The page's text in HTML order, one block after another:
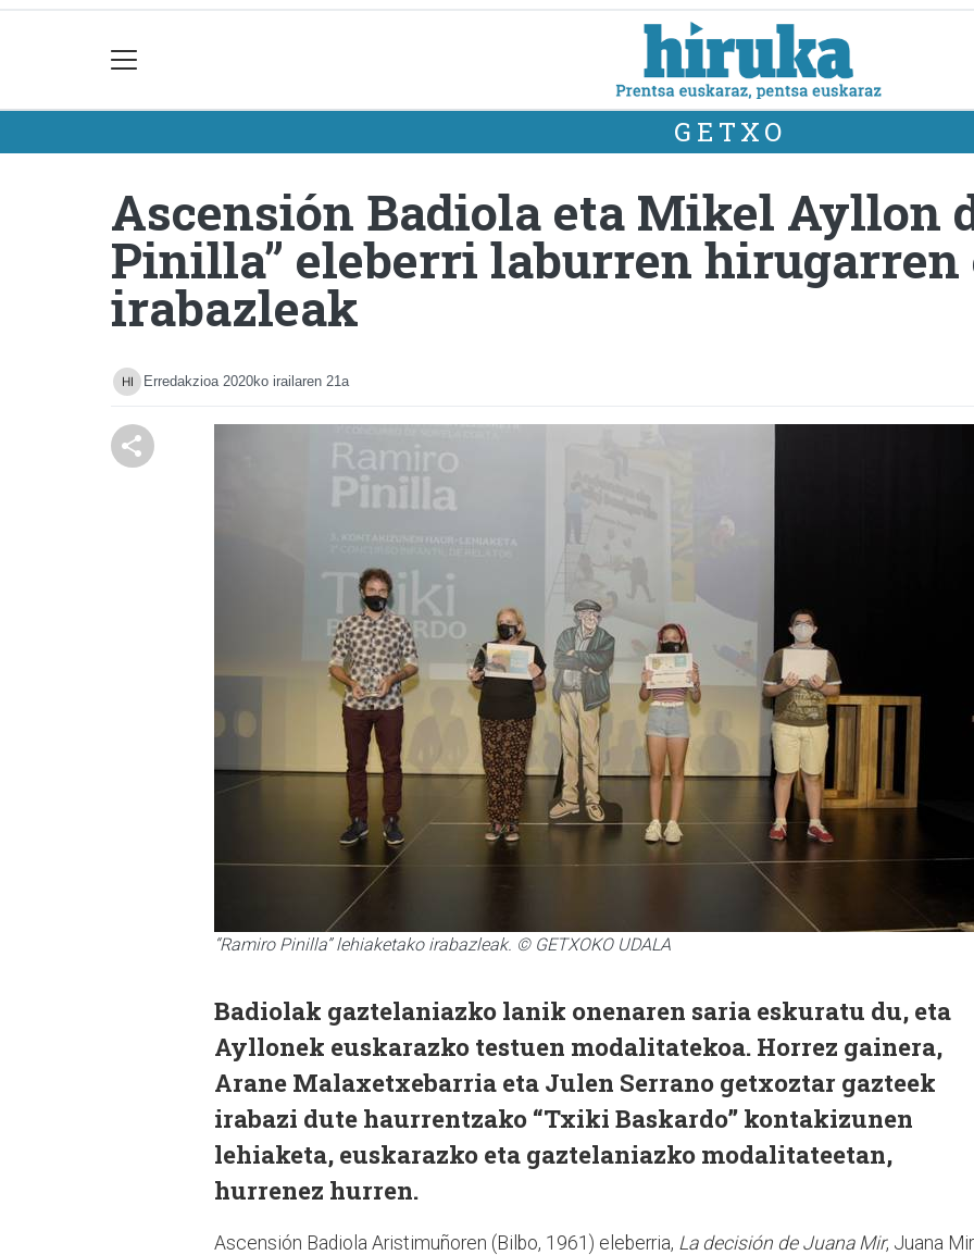
GETXO
Ascensión Badiola eta Mikel Ayllon
Pinilla” eleberri laburren hirugarren
irabazleak
Erredakzioa 2020ko irailaren 21a
“Ramiro Pinilla” lehiaketako irabazleak. © GETXOKO UDALA
Badiolak gaztelaniazko lanik onenaren saria eskuratu du, eta
Ayllonek euskarazko testuen modalitatekoa. Horrez gainera,
Arane Malaxetxebarria eta Julen Serrano getxoztar gazteek
irabazi dute haurrentzako “Txiki Baskardo” kontakizunen
lehiaketa, euskarazko eta gaztelaniazko modalitateetan,
hurrenez hurren.
Ascensión Badiola Aristimuñoren (Bilbo, 1961) eleberria, La decisión de Juana Mir, Juana Mir